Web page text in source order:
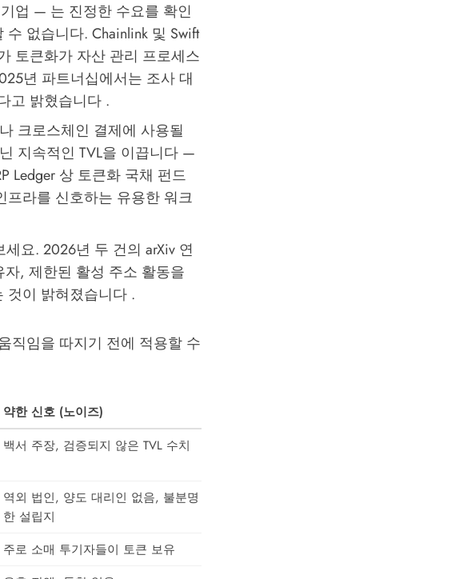
업 — 는 진정한 수요를 확인
없습니다. Chainlink 및 Swift
토큰화가 자산 관리 프로세스
년 파트너십에서는 조사 대
고 밝혔습니다 .
크로스체인 결제에 사용될
지속적인 TVL을 이끕니다 —
Ledger 상 토큰화 국채 펀드
라를 신호하는 유용한 워크
요. 2026년 두 건의 arXiv 연
, 제한된 활성 주소 활동을
것이 밝혀졌습니다 .
직임을 따지기 전에 적용할 수
약한 신호 (노이즈)
백서 주장, 검증되지 않은 TVL 수치
역외 법인, 양도 대리인 없음, 불분명
한 설립지
주로 소매 투기자들이 토큰 보유